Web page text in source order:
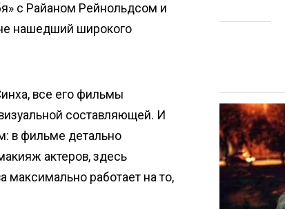
с Райаном Рейнольдсом и
нашедший широкого
все его фильмы
составляющей. И
в фильме детально
актеров, здесь
максимально работает на то,